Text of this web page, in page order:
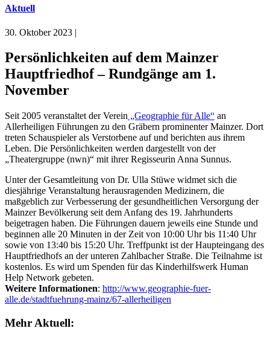
Aktuell
30. Oktober 2023 |
Persönlichkeiten auf dem Mainzer
Hauptfriedhof – Rundgänge am 1.
November
Seit 2005 veranstaltet der Verein „Geographie für Alle“ an
Allerheiligen Führungen zu den Gräbern prominenter Mainzer. Dort
treten Schauspieler als Verstorbene auf und berichten aus ihrem
Leben. Die Persönlichkeiten werden dargestellt von der
„Theatergruppe (nwn)“ mit ihrer Regisseurin Anna Sunnus.
Unter der Gesamtleitung von Dr. Ulla Stüwe widmet sich die
diesjährige Veranstaltung herausragenden Medizinern, die
maßgeblich zur Verbesserung der gesundheitlichen Versorgung der
Mainzer Bevölkerung seit dem Anfang des 19. Jahrhunderts
beigetragen haben. Die Führungen dauern jeweils eine Stunde und
beginnen alle 20 Minuten in der Zeit von 10:00 Uhr bis 11:40 Uhr
sowie von 13:40 bis 15:20 Uhr. Treffpunkt ist der Haupteingang des
Hauptfriedhofs an der unteren Zahlbacher Straße. Die Teilnahme ist
kostenlos. Es wird um Spenden für das Kinderhilfswerk Human
Help Network gebeten.
Weitere Informationen: http://www.geographie-fuer-
alle.de/stadtfuehrung-mainz/67-allerheiligen
Mehr Aktuell: